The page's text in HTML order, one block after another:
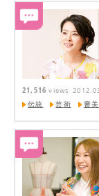
21,516 views
伝統 芸術 審